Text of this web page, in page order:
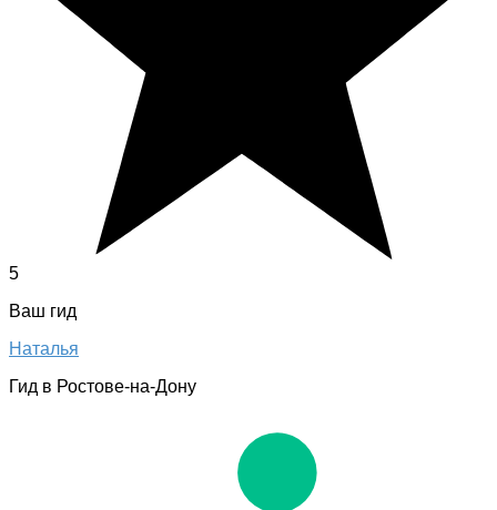
5
Ваш гид
Наталья
Гид в Ростове-на-Дону